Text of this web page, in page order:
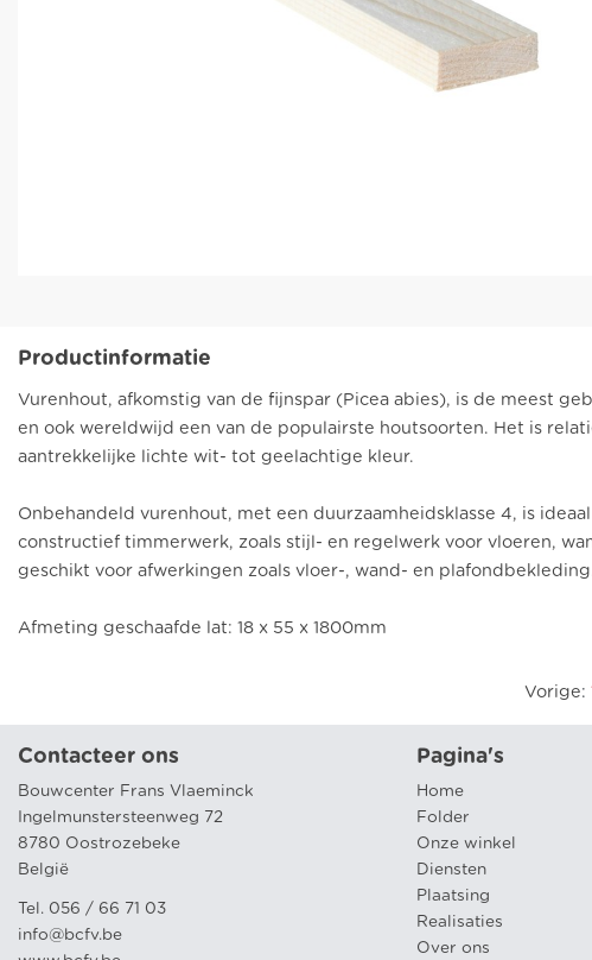
Productinformatie
Vurenhout, afkomstig van de fijnspar (Picea abies), is de meest
en ook wereldwijd een van de populairste houtsoorten. Het is
aantrekkelijke lichte wit- tot geelachtige kleur.
Onbehandeld vurenhout, met een duurzaamheidsklasse 4, is
constructief timmerwerk, zoals stijl- en regelwerk voor vloeren,
geschikt voor afwerkingen zoals vloer-, wand- en
Afmeting geschaafde lat: 18 x 55 x 1800mm
Vorige:
Contacteer ons
Bouwcenter Frans Vlaeminck
Ingelmunstersteenweg 72
8780 Oostrozebeke
België
Tel. 056 / 66 71 03
info@bcfv.be
Pagina's
Home
Folder
Onze winkel
Diensten
Plaatsing
Realisaties
Over ons